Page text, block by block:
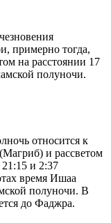
примерно тогда,
на расстоянии 17
полуночи.
относится к
и рассветом
и 2:37
время Ишаа
полуночи. В
до Фаджра.